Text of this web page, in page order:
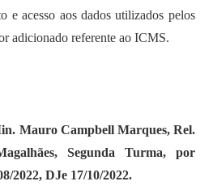
e acesso aos dados utilizados pelos
adicionado referente ao ICMS.
Mauro Campbell Marques, Rel.
Segunda Turma, por
2022, DJe 17/10/2022.